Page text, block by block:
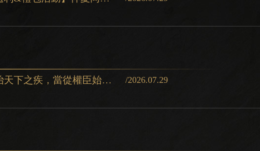
【#三國殺俸祿更新】「吾欲治天下之疾，當從權臣始」全新俸祿#疑華佗即將登場🔹本期俸祿內容：開通【精英 /2026.07.29